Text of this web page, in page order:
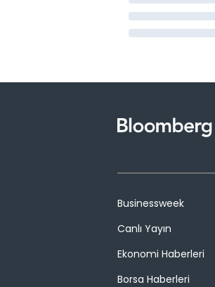
Businessweek
Canlı Yayın
Ekonomi Haberleri
Borsa Haberleri